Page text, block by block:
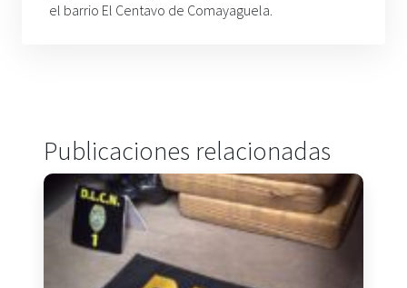
el barrio El Centavo de Comayaguela.
Publicaciones relacionadas